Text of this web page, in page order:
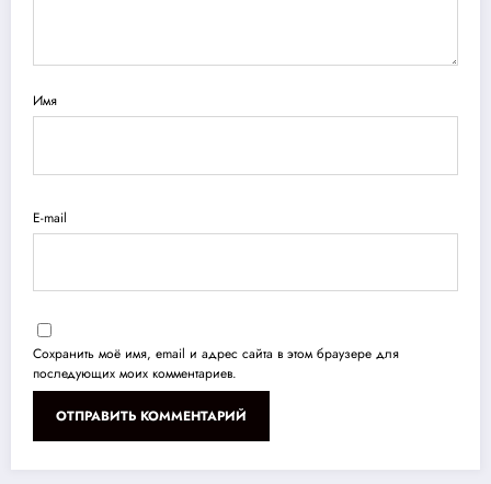
Имя
E-mail
Сохранить моё имя, email и адрес сайта в этом браузере для
последующих моих комментариев.